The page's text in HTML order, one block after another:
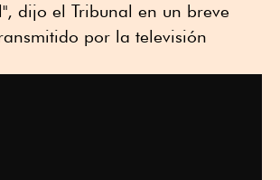
dijo el Tribunal en un breve
por la televisión